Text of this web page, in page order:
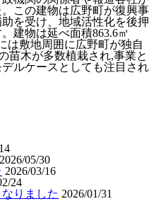
この建物は広野町が復興事
を受け、地域活性化を後押
建物は延べ面積863.6㎡
は敷地周囲に広野町が独自
苗木が多数植栽され,事業と
ルケースとしても注目され
2026/05/30
2026/03/16
24
りました 2026/01/31